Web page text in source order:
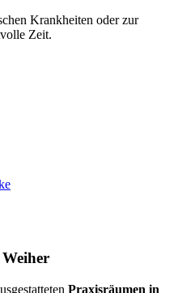
Krankheiten oder zur
Zeit.
Praxisräumen in